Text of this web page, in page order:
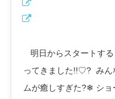
ㅤㅤㅤㅤㅤㅤㅤㅤㅤㅤㅤㅤㅤ ㅤㅤㅤㅤㅤㅤㅤㅤㅤㅤㅤㅤㅤ ㅤㅤㅤ
ってきました!!♡?ㅤㅤㅤㅤㅤㅤㅤㅤㅤㅤㅤㅤㅤㅤㅤㅤㅤㅤ
ムが癒しすぎた?❄︎ㅤㅤㅤㅤㅤㅤㅤㅤㅤㅤㅤㅤㅤㅤㅤㅤㅤㅤㅤㅤㅤㅤㅤ